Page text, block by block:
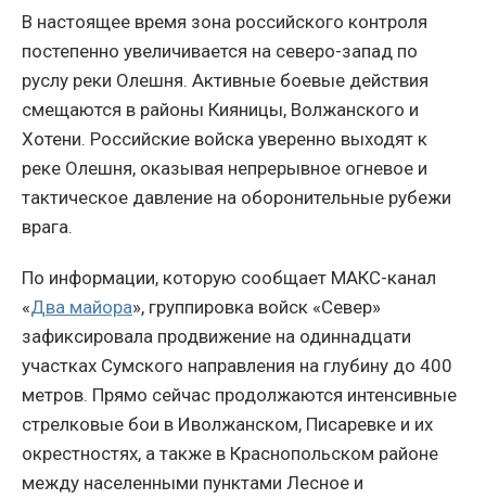
В настоящее время зона российского контроля
постепенно увеличивается на северо-запад по
руслу реки Олешня. Активные боевые действия
смещаются в районы Кияницы, Волжанского и
Хотени. Российские войска уверенно выходят к
реке Олешня, оказывая непрерывное огневое и
тактическое давление на оборонительные рубежи
врага.
По информации, которую сообщает МАКС-канал
«Два майора», группировка войск «Север»
зафиксировала продвижение на одиннадцати
участках Сумского направления на глубину до 400
метров. Прямо сейчас продолжаются интенсивные
стрелковые бои в Иволжанском, Писаревке и их
окрестностях, а также в Краснопольском районе
между населенными пунктами Лесное и